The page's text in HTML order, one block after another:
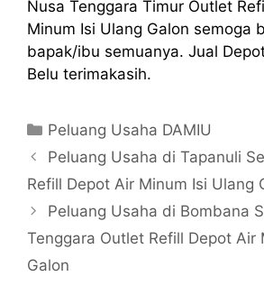
Nusa Tenggara Timur Outlet
Minum Isi Ulang Galon semoga
bapak/ibu semuanya. Jual
Belu terimakasih.
Kategori
Peluang Usaha DAMIU
Peluang Usaha di Tapanuli
Refill Depot Air Minum Isi Ulang
Peluang Usaha di Bombana
Tenggara Outlet Refill Depot Air
Galon